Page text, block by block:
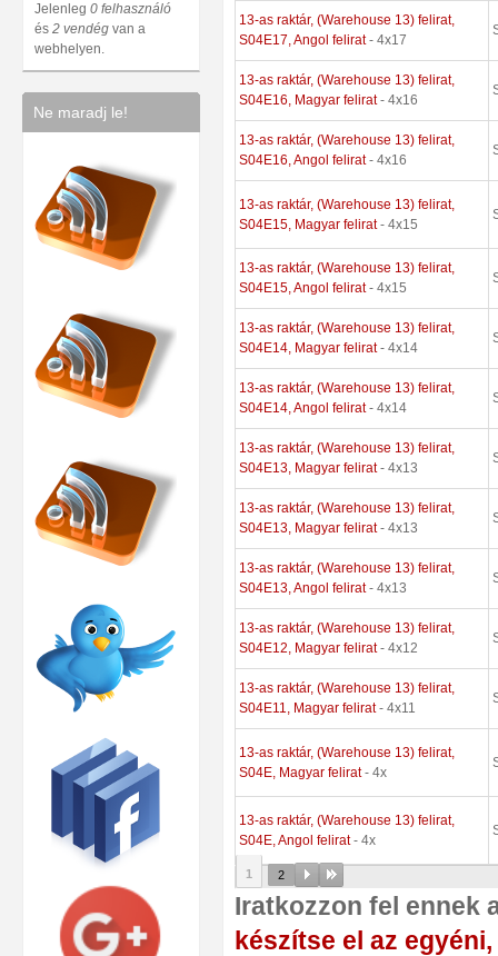
Jelenleg 0 felhasználó
és 2 vendég van a
webhelyen.
Ne maradj le!
13-as raktár, (Warehouse 13) felirat,
S04E17, Angol felirat- 4x17
13-as raktár, (Warehouse 13) felirat,
S04E16, Magyar felirat- 4x16
13-as raktár, (Warehouse 13) felirat,
S04E16, Angol felirat- 4x16
13-as raktár, (Warehouse 13) felirat,
S04E15, Magyar felirat- 4x15
13-as raktár, (Warehouse 13) felirat,
S04E15, Angol felirat- 4x15
13-as raktár, (Warehouse 13) felirat,
S04E14, Magyar felirat- 4x14
13-as raktár, (Warehouse 13) felirat,
S04E14, Angol felirat- 4x14
13-as raktár, (Warehouse 13) felirat,
S04E13, Magyar felirat- 4x13
13-as raktár, (Warehouse 13) felirat,
S04E13, Magyar felirat- 4x13
13-as raktár, (Warehouse 13) felirat,
S04E13, Angol felirat- 4x13
13-as raktár, (Warehouse 13) felirat,
S04E12, Magyar felirat- 4x12
13-as raktár, (Warehouse 13) felirat,
S04E11, Magyar felirat- 4x11
13-as raktár, (Warehouse 13) felirat,
S04E, Magyar felirat- 4x
13-as raktár, (Warehouse 13) felirat,
S04E, Angol felirat- 4x
1 2
Iratkozzon fel ennek
készítse el az